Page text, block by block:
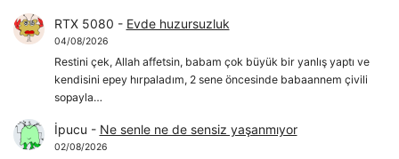
RTX 5080 - Evde huzursuzluk
04/08/2026
Restini çek, Allah affetsin, babam çok büyük bir yanlış yaptı ve
kendisini epey hırpaladım, 2 sene öncesinde babaannem çivili
sopayla…
İpucu - Ne senle ne de sensiz yaşanmıyor
02/08/2026